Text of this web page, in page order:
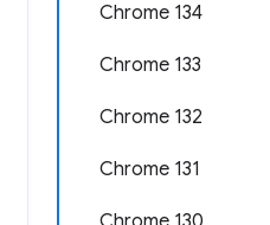
Chrome 134
Chrome 133
Chrome 132
Chrome 131